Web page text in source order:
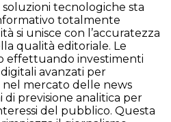
soluzioni tecnologiche sta
totalmente
si unisce con l’accuratezza
qualità editoriale. Le
effettuando investimenti
avanzati per
mercato delle news
previsione analitica per
del pubblico. Questa